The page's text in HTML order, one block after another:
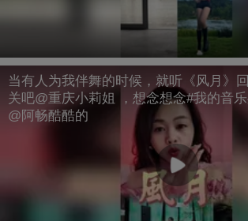
当有人为我伴舞的时候，就听《风月》
关吧@重庆小莉姐 ，想念想念#我的音
@阿畅酷酷的